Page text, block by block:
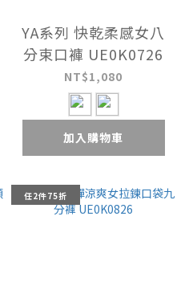
YA系列 快乾柔感女八
分束口褲 UE0K0726
NT$1,080
加入購物車
任2件75折